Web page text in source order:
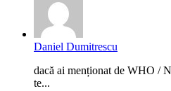
Daniel Dumitrescu
dacă ai menționat de WHO /
te...